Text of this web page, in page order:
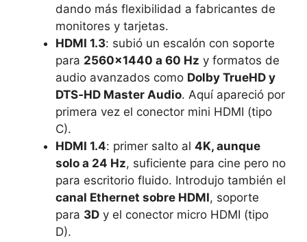
dando más flexibilidad a fabricantes de
monitores y tarjetas.
HDMI 1.3: subió un escalón con soporte
para 2560×1440 a 60 Hz y formatos de
audio avanzados como Dolby TrueHD y
DTS‑HD Master Audio. Aquí apareció por
primera vez el conector mini HDMI (tipo
C).
HDMI 1.4: primer salto al 4K, aunque
solo a 24 Hz, suficiente para cine pero no
para escritorio fluido. Introdujo también el
canal Ethernet sobre HDMI, soporte
para 3D y el conector micro HDMI (tipo
D).